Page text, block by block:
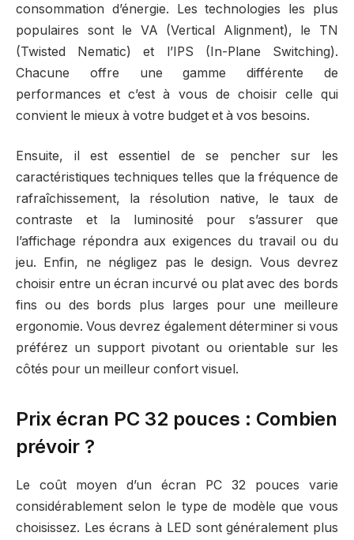
consommation d’énergie. Les technologies les plus
populaires sont le VA (Vertical Alignment), le TN
(Twisted Nematic) et l’IPS (In-Plane Switching).
Chacune offre une gamme différente de
performances et c’est à vous de choisir celle qui
convient le mieux à votre budget et à vos besoins.
Ensuite, il est essentiel de se pencher sur les
caractéristiques techniques telles que la fréquence de
rafraîchissement, la résolution native, le taux de
contraste et la luminosité pour s’assurer que
l’affichage répondra aux exigences du travail ou du
jeu. Enfin, ne négligez pas le design. Vous devrez
choisir entre un écran incurvé ou plat avec des bords
fins ou des bords plus larges pour une meilleure
ergonomie. Vous devrez également déterminer si vous
préférez un support pivotant ou orientable sur les
côtés pour un meilleur confort visuel.
Prix écran PC 32 pouces : Combien
prévoir ?
Le coût moyen d’un écran PC 32 pouces varie
considérablement selon le type de modèle que vous
choisissez. Les écrans à LED sont généralement plus